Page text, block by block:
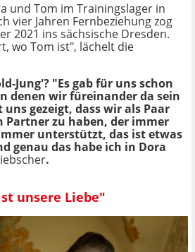
und Tom im Trainingslager in
vier Jahren Fernbeziehung zog
2021 ins sächsische Dresden.
wo Tom ist", lächelt die
Jung'? "Es gab für uns schon
denen wir füreinander da sein
gezeigt, dass wir als Paar
zu haben, der immer
unterstützt, das ist etwas
genau das habe ich in Dora
.
unsere Liebe"